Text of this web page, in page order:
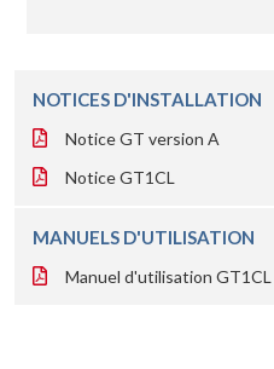
NOTICES D'INSTALLATION
Notice GT version A
Notice GT1CL
MANUELS D'UTILISATION
Manuel d'utilisation GT1CL